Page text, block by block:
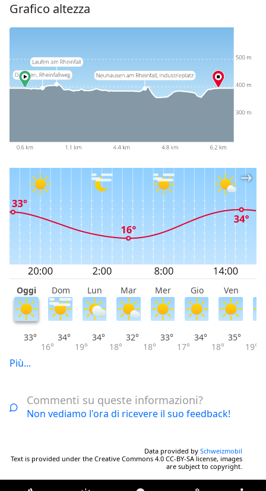
Grafico altezza
Oggi Dom Lun Mar Mer Gio Ven
33°
16°
34°
19°
34°
18°
32°
18°
33°
17°
34°
18°
35°
19°
Più...
Commenti su queste informazioni?
Non vediamo l'ora di ricevere il suo feedback!
Data provided by Schweizmobil
Text is provided under the Creative Commons 4.0 CC-BY-SA license, images
are subject to copyright.